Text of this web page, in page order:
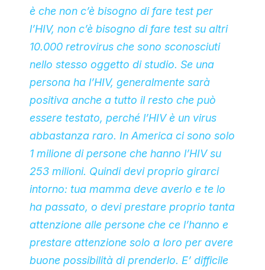
è che non c’è bisogno di fare test per
l’HIV, non c’è bisogno di fare test su altri
10.000 retrovirus che sono sconosciuti
nello stesso oggetto di studio. Se una
persona ha l’HIV, generalmente sarà
positiva anche a tutto il resto che può
essere testato, perché l’HIV è un virus
abbastanza raro. In America ci sono solo
1 milione di persone che hanno l’HIV su
253 milioni. Quindi devi proprio girarci
intorno: tua mamma deve averlo e te lo
ha passato, o devi prestare proprio tanta
attenzione alle persone che ce l’hanno e
prestare attenzione solo a loro per avere
buone possibilità di prenderlo. E’ difficile